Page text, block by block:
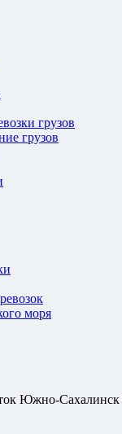
грузов
грузов
моря
Южно-Сахалинск